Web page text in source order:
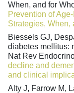
When, and for
Prevention of
Strategies, When,
Biessels GJ,
diabetes mellitus:
Nat Rev
decline and
and clinical
Alty J, Farrow M,